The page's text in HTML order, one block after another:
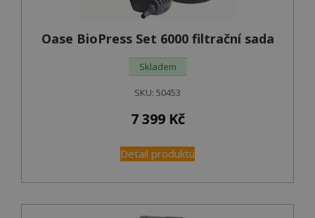
Oase BioPress Set 6000 filtrační sada
Skladem
SKU: 50453
7 399 Kč
Detail produktu